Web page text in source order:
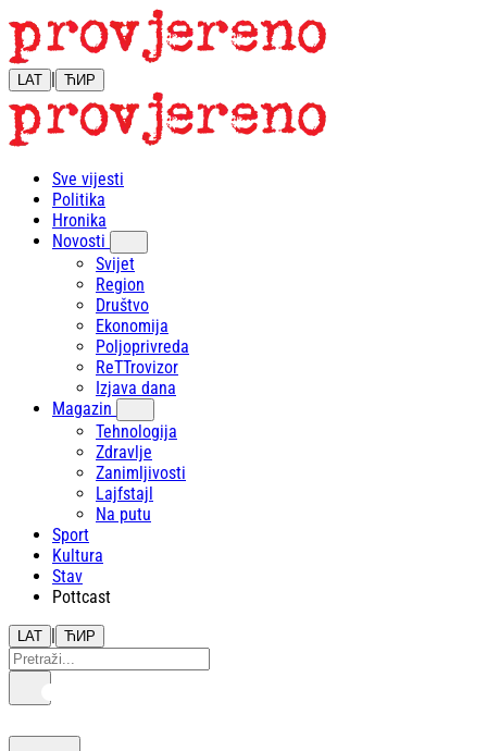
LAT | ЋИР
Sve vijesti
Politika
Hronika
Novosti
Svijet
Region
Društvo
Ekonomija
Poljoprivreda
ReTTrovizor
Izjava dana
Magazin
Tehnologija
Zdravlje
Zanimljivosti
Lajfstajl
Na putu
Sport
Kultura
Stav
Pottcast
LAT | ЋИР